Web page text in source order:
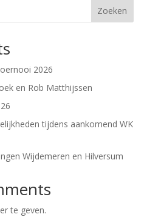
Zoeken
2026
en Rob Matthijssen
tijdens aankomend WK
Wijdemeren en Hilversum
te geven.